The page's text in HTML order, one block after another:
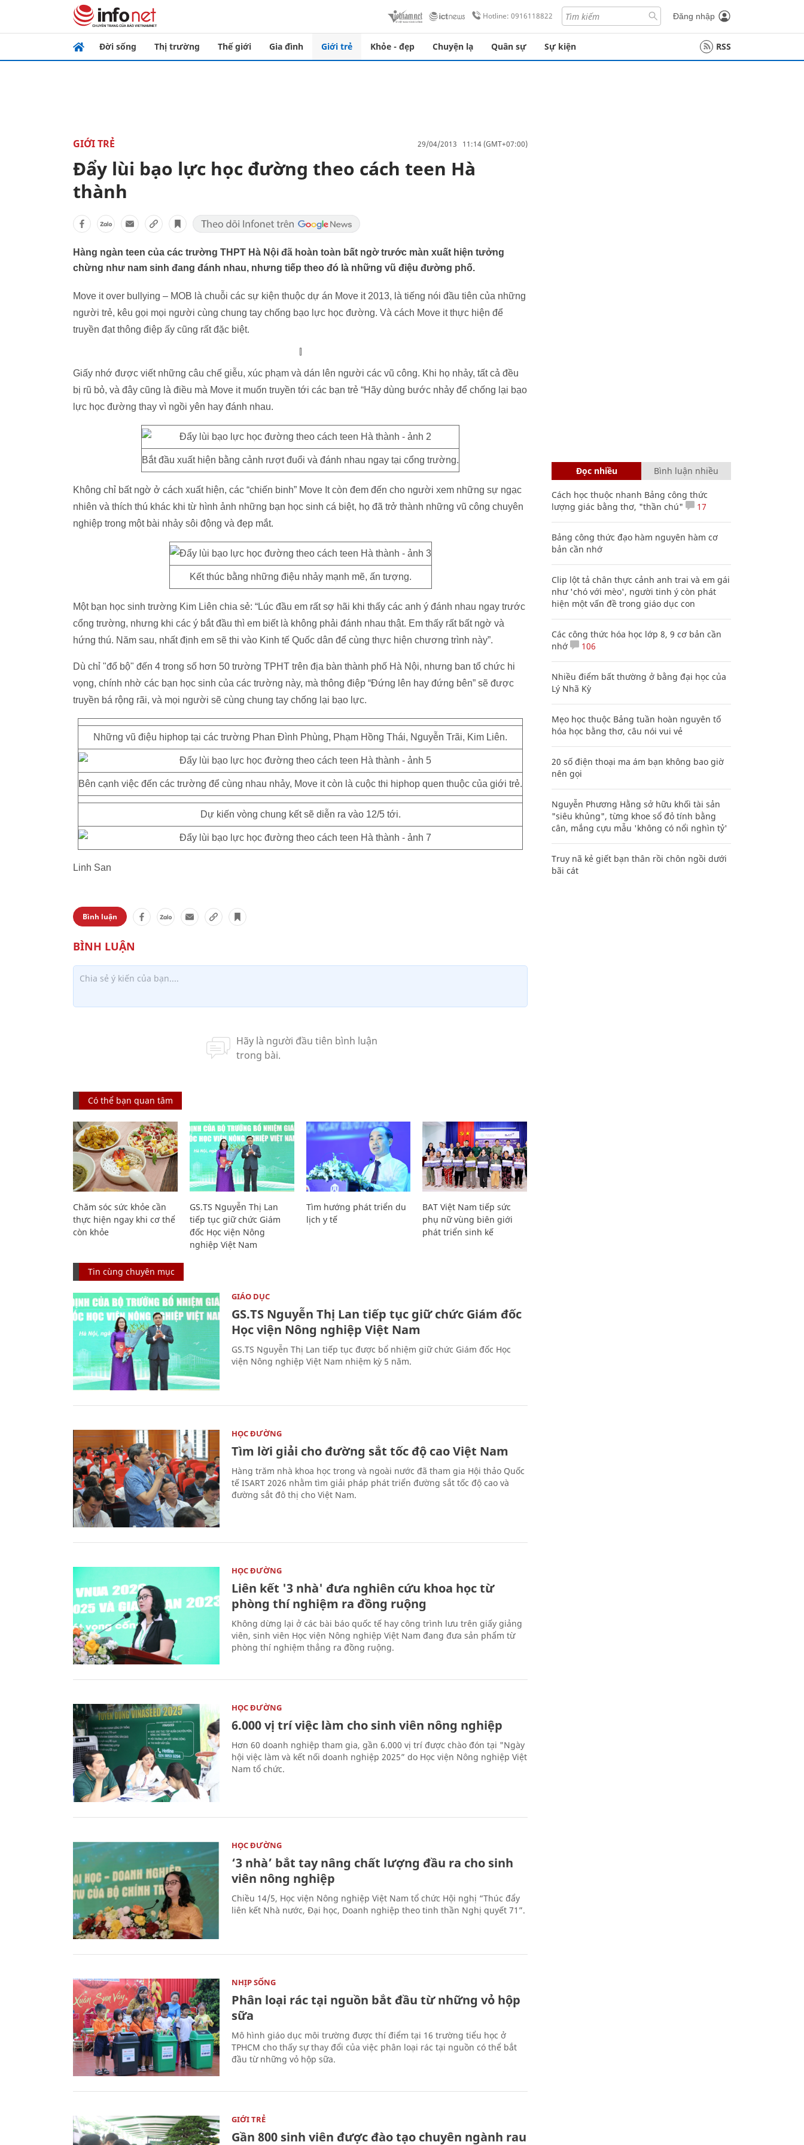
Hotline: 0916118822 Đăng nhập
Đời sống Thị trường Thế giới Gia đình Giới trẻ Khỏe - đẹp Chuyện lạ Quân sự Sự kiện RSS
GIỚI TRẺ 29/04/2013 11:14 (GMT+07:00)
Đẩy lùi bạo lực học đường theo cách teen Hà
thành
Hàng ngàn teen của các trường THPT Hà Nội đã hoàn toàn bất ngờ trước màn xuất hiện tưởng
chừng như nam sinh đang đánh nhau, nhưng tiếp theo đó là những vũ điệu đường phố.
Move it over bullying – MOB là chuỗi các sự kiện thuộc dự án Move it 2013, là tiếng nói đầu tiên của những
người trẻ, kêu gọi mọi người cùng chung tay chống bạo lực học đường. Và cách Move it thực hiện để
truyền đạt thông điệp ấy cũng rất đặc biệt.
Giấy nhớ được viết những câu chế giễu, xúc phạm và dán lên người các vũ công. Khi họ nhảy, tất cả đều
bị rũ bỏ, và đây cũng là điều mà Move it muốn truyền tới các bạn trẻ “Hãy dùng bước nhảy để chống lại bạo
lực học đường thay vì ngồi yên hay đánh nhau.
Bắt đầu xuất hiện bằng cảnh rượt đuổi và đánh nhau ngay tại cổng trường.
Không chỉ bất ngờ ở cách xuất hiện, các “chiến binh” Move It còn đem đến cho người xem những sự ngạc
nhiên và thích thú khác khi từ hình ảnh những bạn học sinh cá biệt, họ đã trở thành những vũ công chuyên
nghiệp trong một bài nhảy sôi động và đẹp mắt.
Kết thúc bằng những điệu nhảy mạnh mẽ, ấn tượng.
Một bạn học sinh trường Kim Liên chia sẻ: “Lúc đầu em rất sợ hãi khi thấy các anh ý đánh nhau ngay trước
cổng trường, nhưng khi các ý bắt đầu thì em biết là không phải đánh nhau thật. Em thấy rất bất ngờ và
hứng thú. Năm sau, nhất định em sẽ thi vào Kinh tế Quốc dân để cùng thực hiện chương trình này”.
Dù chỉ "đổ bộ" đến 4 trong số hơn 50 trường TPHT trên địa bàn thành phố Hà Nội, nhưng ban tổ chức hi
vọng, chính nhờ các bạn học sinh của các trường này, mà thông điệp “Đứng lên hay đứng bên” sẽ được
truyền bá rộng rãi, và mọi người sẽ cùng chung tay chống lại bạo lực.
Những vũ điệu hiphop tại các trường Phan Đình Phùng, Phạm Hồng Thái, Nguyễn Trãi, Kim Liên.
Bên cạnh việc đến các trường để cùng nhau nhảy, Move it còn là cuộc thi hiphop quen thuộc của giới trẻ.
Dự kiến vòng chung kết sẽ diễn ra vào 12/5 tới.
Linh San
Bình luận
Có thể bạn quan tâm
Chăm sóc sức khỏe cần
thực hiện ngay khi cơ thể
còn khỏe
GS.TS Nguyễn Thị Lan
tiếp tục giữ chức Giám
đốc Học viện Nông
nghiệp Việt Nam
Tìm hướng phát triển du
lịch y tế
BAT Việt Nam tiếp sức
phụ nữ vùng biên giới
phát triển sinh kế
Tin cùng chuyên mục
GIÁO DỤC
GS.TS Nguyễn Thị Lan tiếp tục giữ chức Giám đốc
Học viện Nông nghiệp Việt Nam
GS.TS Nguyễn Thị Lan tiếp tục được bổ nhiệm giữ chức Giám đốc Học
viện Nông nghiệp Việt Nam nhiệm kỳ 5 năm.
HỌC ĐƯỜNG
Tìm lời giải cho đường sắt tốc độ cao Việt Nam
Hàng trăm nhà khoa học trong và ngoài nước đã tham gia Hội thảo Quốc
tế ISART 2026 nhằm tìm giải pháp phát triển đường sắt tốc độ cao và
đường sắt đô thị cho Việt Nam.
HỌC ĐƯỜNG
Liên kết '3 nhà' đưa nghiên cứu khoa học từ
phòng thí nghiệm ra đồng ruộng
Không dừng lại ở các bài báo quốc tế hay công trình lưu trên giấy giảng
viên, sinh viên Học viện Nông nghiệp Việt Nam đang đưa sản phẩm từ
phòng thí nghiệm thẳng ra đồng ruộng.
HỌC ĐƯỜNG
6.000 vị trí việc làm cho sinh viên nông nghiệp
Hơn 60 doanh nghiệp tham gia, gần 6.000 vị trí được chào đón tại "Ngày
hội việc làm và kết nối doanh nghiệp 2025” do Học viện Nông nghiệp Việt
Nam tổ chức.
HỌC ĐƯỜNG
‘3 nhà’ bắt tay nâng chất lượng đầu ra cho sinh
viên nông nghiệp
Chiều 14/5, Học viện Nông nghiệp Việt Nam tổ chức Hội nghị “Thúc đẩy
liên kết Nhà nước, Đại học, Doanh nghiệp theo tinh thần Nghị quyết 71”.
NHỊP SỐNG
Phân loại rác tại nguồn bắt đầu từ những vỏ hộp
sữa
Mô hình giáo dục môi trường được thí điểm tại 16 trường tiểu học ở
TPHCM cho thấy sự thay đổi của việc phân loại rác tại nguồn có thể bắt
đầu từ những vỏ hộp sữa.
GIỚI TRẺ
Gần 800 sinh viên được đào tạo chuyên ngành rau
Đọc nhiều Bình luận nhiều
Cách học thuộc nhanh Bảng công thức
lượng giác bằng thơ, "thần chú"
17
Bảng công thức đạo hàm nguyên hàm cơ
bản cần nhớ
Clip lột tả chân thực cảnh anh trai và em gái
như 'chó với mèo', người tinh ý còn phát
hiện một vấn đề trong giáo dục con
Các công thức hóa học lớp 8, 9 cơ bản cần
nhớ
106
Nhiều điểm bất thường ở bằng đại học của
Lý Nhã Kỳ
Mẹo học thuộc Bảng tuần hoàn nguyên tố
hóa học bằng thơ, câu nói vui vẻ
20 số điện thoại ma ám bạn không bao giờ
nên gọi
Nguyễn Phương Hằng sở hữu khối tài sản
"siêu khủng", từng khoe sổ đỏ tính bằng
cân, mắng cựu mẫu 'không có nổi nghìn tỷ'
Truy nã kẻ giết bạn thân rồi chôn ngồi dưới
bãi cát